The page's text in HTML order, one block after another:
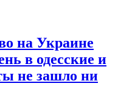
на Украине
в одесские и
не зашло ни